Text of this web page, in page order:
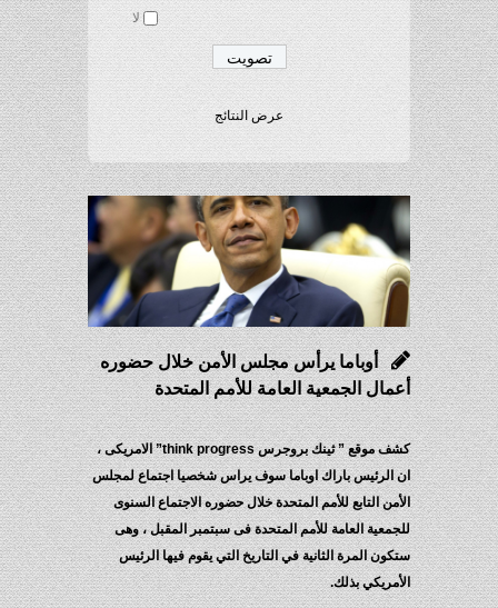
عرض النتائج
أوباما يرأس مجلس الأمن خلال حضوره
أعمال الجمعية العامة للأمم المتحدة
كشف موقع ” ثينك بروجرس think progress” الامريكى ،
ان الرئيس باراك اوباما سوف يراس شخصيا اجتماع لمجلس
الأمن التابع للأمم المتحدة خلال حضوره الاجتماع السنوى
للجمعية العامة للأمم المتحدة فى سبتمبر المقبل ، وهى
ستكون المرة الثانية في التاريخ التي يقوم فيها الرئيس
الأمريكي بذلك.